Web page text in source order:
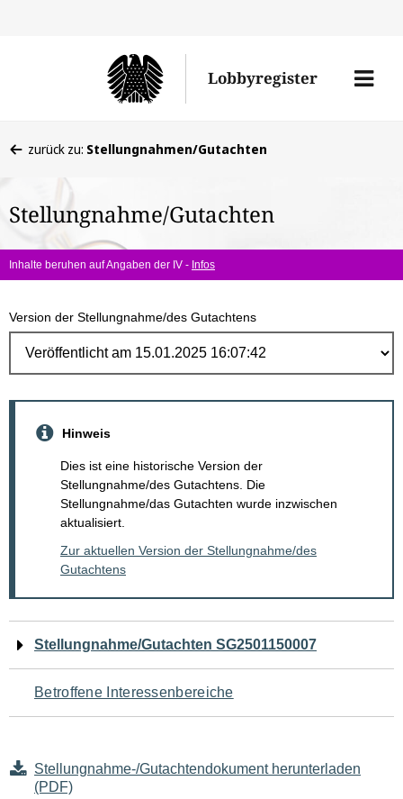
Lobbyregister
Menü
befinden
hier:
zurück zu: Stellungnahmen/Gutachten
Stellungnahme/Gutachten
Inhalte beruhen auf Angaben der IV - Infos
Version der Stellungnahme/des Gutachtens
Hinweis
Dies ist eine historische Version der
Stellungnahme/des Gutachtens. Die
Stellungnahme/das Gutachten wurde inzwischen
aktualisiert.
Zur aktuellen Version der Stellungnahme/des
Gutachtens
Navigation
für
den
Seiteninhalt
Stellungnahme/Gutachten SG2501150007
Betroffene Interessenbereiche
Stellungnahme-/Gutachtendokument herunterladen
(PDF)